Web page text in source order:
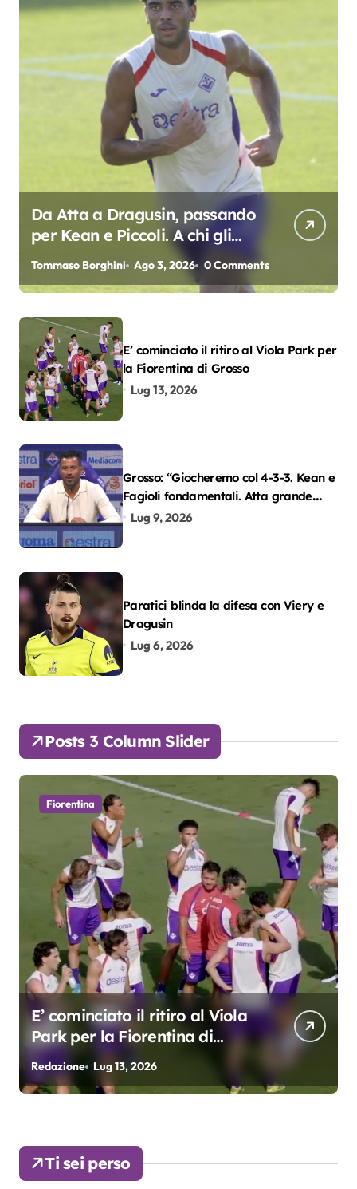
Da Atta a Dragusin, passando
per Kean e Piccoli. A chi gli
oscar del precampionato?
Tommaso Borghini Ago 3, 2026 0 Comments
E’ cominciato il ritiro al Viola Park per
la Fiorentina di Grosso
Lug 13, 2026
Grosso: “Giocheremo col 4-3-3. Kean e
Fagioli fondamentali. Atta grande
colpo”
Lug 9, 2026
Paratici blinda la difesa con Viery e
Dragusin
Lug 6, 2026
Posts 3 Column Slider
Fiorentina
E’ cominciato il ritiro al Viola
Park per la Fiorentina di
Grosso
Redazione Lug 13, 2026
Ti sei perso